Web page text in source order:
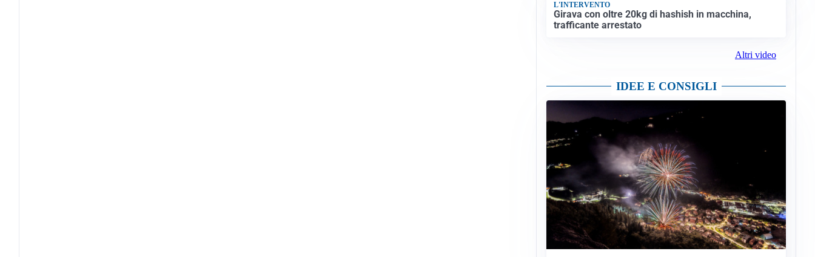
L'INTERVENTO
Girava con oltre 20kg di hashish in macchina,
trafficante arrestato
Altri video
IDEE E CONSIGLI